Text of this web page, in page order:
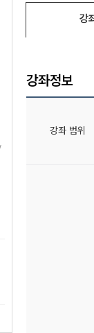
강
강좌정보
강좌 범위